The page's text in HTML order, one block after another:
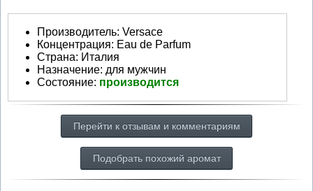
Производитель: Versace
Концентрация: Eau de Parfum
Страна: Италия
Назначение: для мужчин
Состояние: производится
Перейти к отзывам и комментариям
Подобрать похожий аромат